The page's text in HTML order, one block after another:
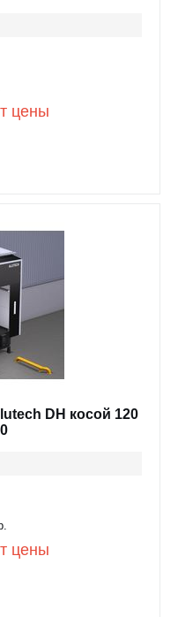
цены
DH косой 120
цены